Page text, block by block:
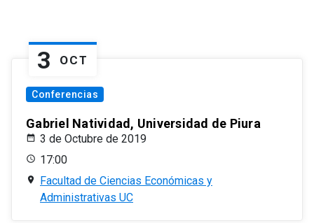
3 OCT
Conferencias
Gabriel Natividad, Universidad de Piura
3 de Octubre de 2019
17:00
Facultad de Ciencias Económicas y
Administrativas UC